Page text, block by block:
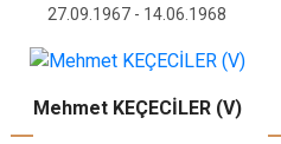
27.09.1967 - 14.06.1968
Mehmet KEÇECİLER (V)